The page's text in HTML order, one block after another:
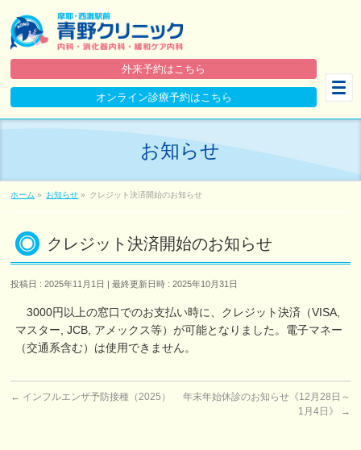
外来予約はこちら
オンライン診療予約はこちら
お知らせ
ホーム » お知らせ » クレジット決済開始のお知らせ
クレジット決済開始のお知らせ
投稿日 : 2025年11月1日 最終更新日時 : 2025年10月31日
3000円以上の窓口でのお支払い時に、クレジット決済（VISA,
マスター, JCB, アメックス等）が可能となりました。電子マネー
（交通系含む）は使用できません。
← インフルエンザ予防接種（2025）
年末年始休診のお知らせ《12月28日～
1月4日》
→